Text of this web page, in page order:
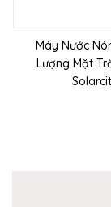
Máy Nước
Lượng Mặt